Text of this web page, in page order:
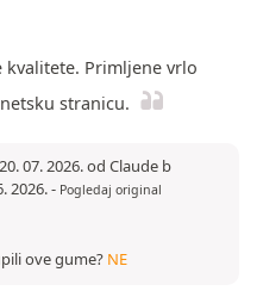
kvalitete. Primljene vrlo
stranicu.
07. 2026. od Claude b
2026.- Pogledaj original
ove gume? NE